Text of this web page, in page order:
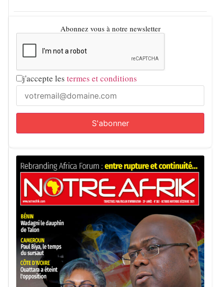
Abonnez vous à notre newsletter
j'accepte les termes et conditions